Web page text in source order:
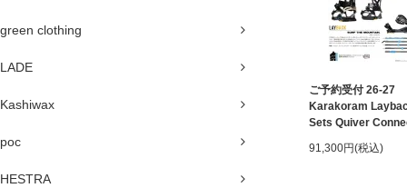
green clothing
LADE
Kashiwax
poc
HESTRA
ご予約受付 26-27
Karakoram
Sets Quiver
91,300円(税込)